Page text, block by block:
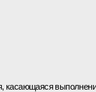
касающаяся